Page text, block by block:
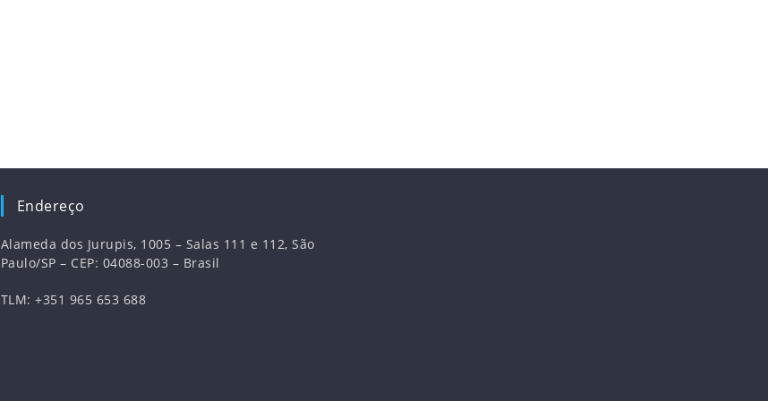
Endereço
Alameda dos Jurupis, 1005 – Salas 111 e 112, São
Paulo/SP – CEP: 04088-003 – Brasil
TLM: +351 965 653 688